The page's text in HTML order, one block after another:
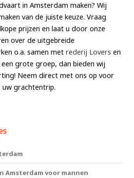
in Amsterdam maken? Wij
van de juiste keuze. Vraag
prijzen en laat u door onze
over de uitgebreide
o.a. samen metrederij Lovers en
grote groep, dan bieden wij
Neem direct met ons op voor
uw grachtentrip.
Amsterdam voor mannen